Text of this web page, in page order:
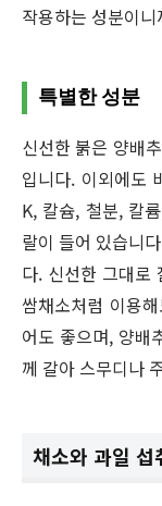
작용하는 성분이니
특별한 성분
신선한 붉은 양배
입니다. 이외에도
K, 칼슘, 철분, 칼
랄이 들어 있습니
다. 신선한 그대로
쌈채소처럼 이용
어도 좋으며, 양배
께 갈아 스무디나
채소와 과일 섭